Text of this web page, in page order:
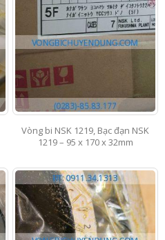
Vòng bi NSK 1219, Bạc đạn NSK
1219 – 95 x 170 x 32mm